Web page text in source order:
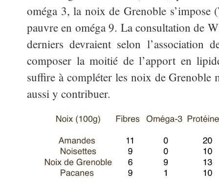
oméga 3, la noix de Grenoble s’impose
pauvre en oméga 9. La consultation de
derniers devraient selon l’association
composer la moitié de l’apport en
suffire à compléter les noix de Grenoble
aussi y contribuer.